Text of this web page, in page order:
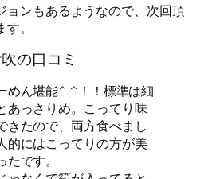
ョンもあるようなので、次回頂
。
の口コミ
めん堪能^ ^！！標準は細
あっさりめ。こってり味
きたので、両方食べまし
的にはこってりの方が美
です。